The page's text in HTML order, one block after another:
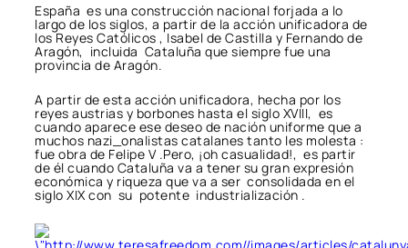
España es una construcción nacional forjada a lo
largo de los siglos, a partir de la acción unificadora de
los Reyes Católicos , Isabel de Castilla y Fernando de
Aragón, incluida Cataluña que siempre fue una
provincia de Aragón.
A partir de esta acción unificadora, hecha por los
reyes austrias y borbones hasta el siglo XVIII, es
cuando aparece ese deseo de nación uniforme que a
muchos nazi_onalistas catalanes tanto les molesta :
fue obra de Felipe V .Pero, ¡oh casualidad!, es partir
de él cuando Cataluña va a tener su gran expresión
económica y riqueza que va a ser consolidada en el
siglo XIX con su potente industrialización .